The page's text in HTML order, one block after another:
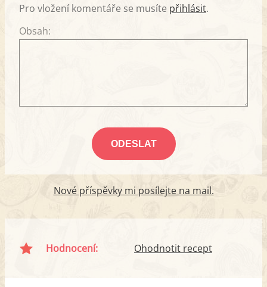
Pro vložení komentáře se musíte přihlásit.
Obsah:
Nové příspěvky mi posílejte na mail.
Hodnocení: Ohodnotit recept